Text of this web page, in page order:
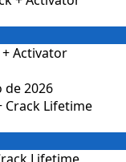
+ Activator
de 2026